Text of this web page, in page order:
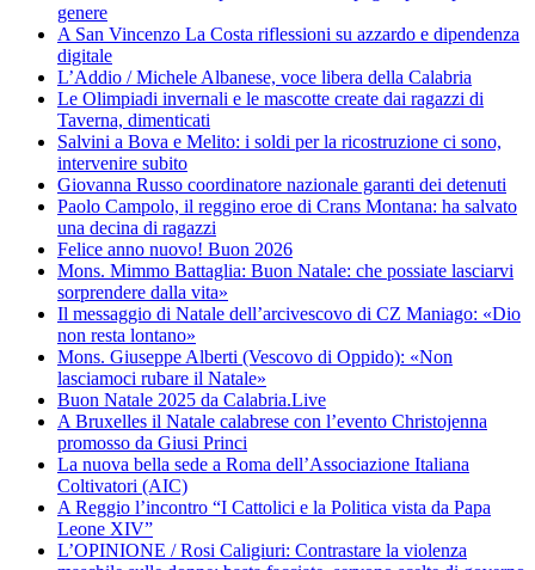
genere
A San Vincenzo La Costa riflessioni su azzardo e dipendenza
digitale
L’Addio / Michele Albanese, voce libera della Calabria
Le Olimpiadi invernali e le mascotte create dai ragazzi di
Taverna, dimenticati
Salvini a Bova e Melito: i soldi per la ricostruzione ci sono,
intervenire subito
Giovanna Russo coordinatore nazionale garanti dei detenuti
Paolo Campolo, il reggino eroe di Crans Montana: ha salvato
una decina di ragazzi
Felice anno nuovo! Buon 2026
Mons. Mimmo Battaglia: Buon Natale: che possiate lasciarvi
sorprendere dalla vita»
Il messaggio di Natale dell’arcivescovo di CZ Maniago: «Dio
non resta lontano»
Mons. Giuseppe Alberti (Vescovo di Oppido): «Non
lasciamoci rubare il Natale»
Buon Natale 2025 da Calabria.Live
A Bruxelles il Natale calabrese con l’evento Christojenna
promosso da Giusi Princi
La nuova bella sede a Roma dell’Associazione Italiana
Coltivatori (AIC)
A Reggio l’incontro “I Cattolici e la Politica vista da Papa
Leone XIV”
L’OPINIONE / Rosi Caligiuri: Contrastare la violenza